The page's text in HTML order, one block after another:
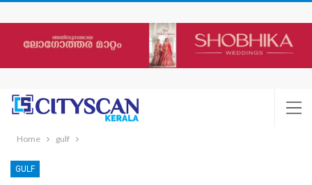
Home gulf
GULF